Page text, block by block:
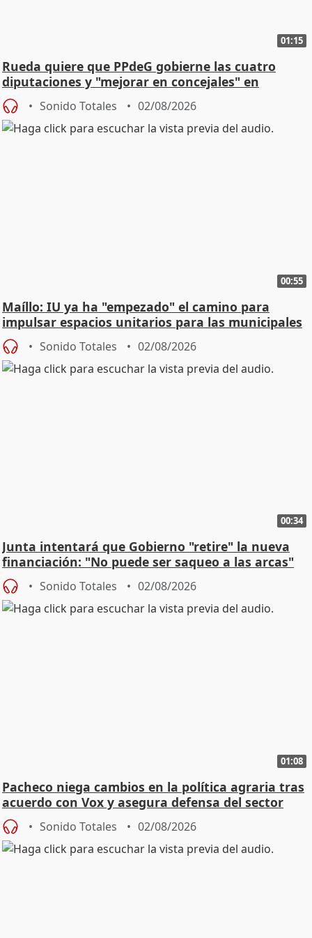
01:15
Rueda quiere que PPdeG gobierne las cuatro
diputaciones y "mejorar en concejales" en
ciudades
Sonido Totales 02/08/2026
00:55
Maíllo: IU ya ha "empezado" el camino para
impulsar espacios unitarios para las municipales
Sonido Totales 02/08/2026
00:34
Junta intentará que Gobierno "retire" la nueva
financiación: "No puede ser saqueo a las arcas"
Sonido Totales 02/08/2026
01:08
Pacheco niega cambios en la política agraria tras
acuerdo con Vox y asegura defensa del sector
Sonido Totales 02/08/2026